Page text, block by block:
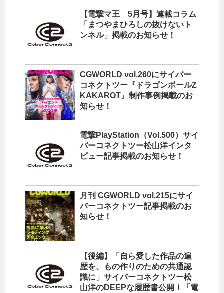
【電撃マ王 5月号】連載コラム
「まつやまひろしの抜けないト
ンネル」掲載のお知らせ！
CGWORLD vol.260にサイバー
コネクトツー『ドラゴンボールZ
KAKAROT』制作事例掲載のお
知らせ！
電撃PlayStation（Vol.500）サイ
バーコネクトツー松山洋インタ
ビュー記事掲載のお知らせ！
月刊 CGWORLD vol.215にサイ
バーコネクトツー記事掲載のお
知らせ！
【後編】「自ら愛した作品の遍
歴を、もの作りのための共通認
識に」サイバーコネクトツー松
山洋のDEEPな履歴書公開！「電